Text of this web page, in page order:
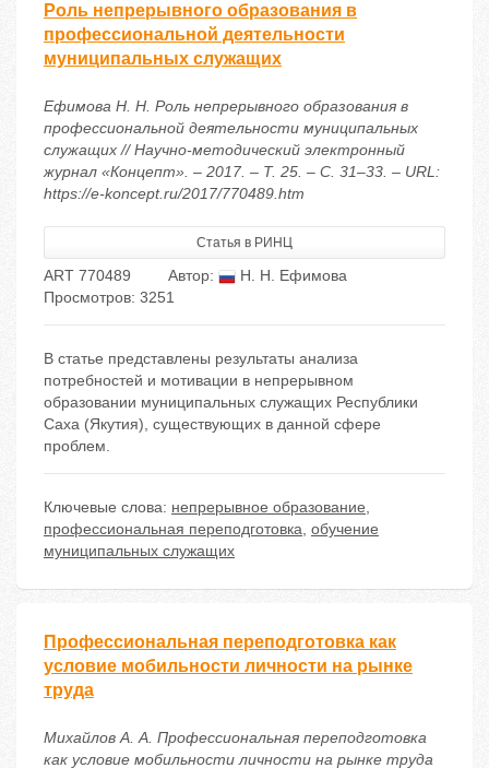
Роль непрерывного образования в
профессиональной деятельности
муниципальных служащих
Ефимова Н. Н. Роль непрерывного образования в
профессиональной деятельности муниципальных
служащих // Научно-методический электронный
журнал «Концепт». – 2017. – Т. 25. – С. 31–33. – URL:
https://e-koncept.ru/2017/770489.htm
Статья в РИНЦ
ART 770489 Автор:
Н. Н. Ефимова
Просмотров: 3251
В статье представлены результаты анализа
потребностей и мотивации в непрерывном
образовании муниципальных служащих Республики
Саха (Якутия), существующих в данной сфере
проблем.
Ключевые слова: непрерывное образование,
профессиональная переподготовка, обучение
муниципальных служащих
Профессиональная переподготовка как
условие мобильности личности на рынке
труда
Михайлов А. А. Профессиональная переподготовка
как условие мобильности личности на рынке труда